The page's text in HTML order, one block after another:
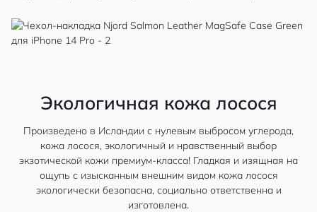
Экологичная кожа лосося
Произведено в Исландии с нулевым выбросом углерода,
кожа лосося, экологичный и нравственный выбор
экзотической кожи премиум-класса! Гладкая и изящная на
ощупь с изысканным внешним видом кожа лосося
экологически безопасна, социально ответственна и
изготовлена.